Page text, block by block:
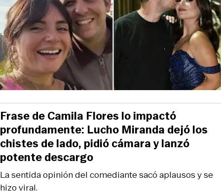
La sentida opinión del comediante sacó aplausos y se
hizo viral.
Frase de Camila Flores lo impactó
profundamente: Lucho Miranda dejó los
chistes de lado, pidió cámara y lanzó
potente descargo